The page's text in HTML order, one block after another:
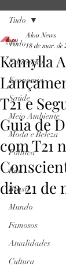
Tudo
Educação
Economia
Saúde
Meio Ambiente
Moda e Beleza
Política
Rio
Brasil
Mundo
Famosos
Atualidades
Cultura
Tudo
Kamylla
T21 e
Guia de
com T21
dia 21 de
Alou News
18 de mar. de